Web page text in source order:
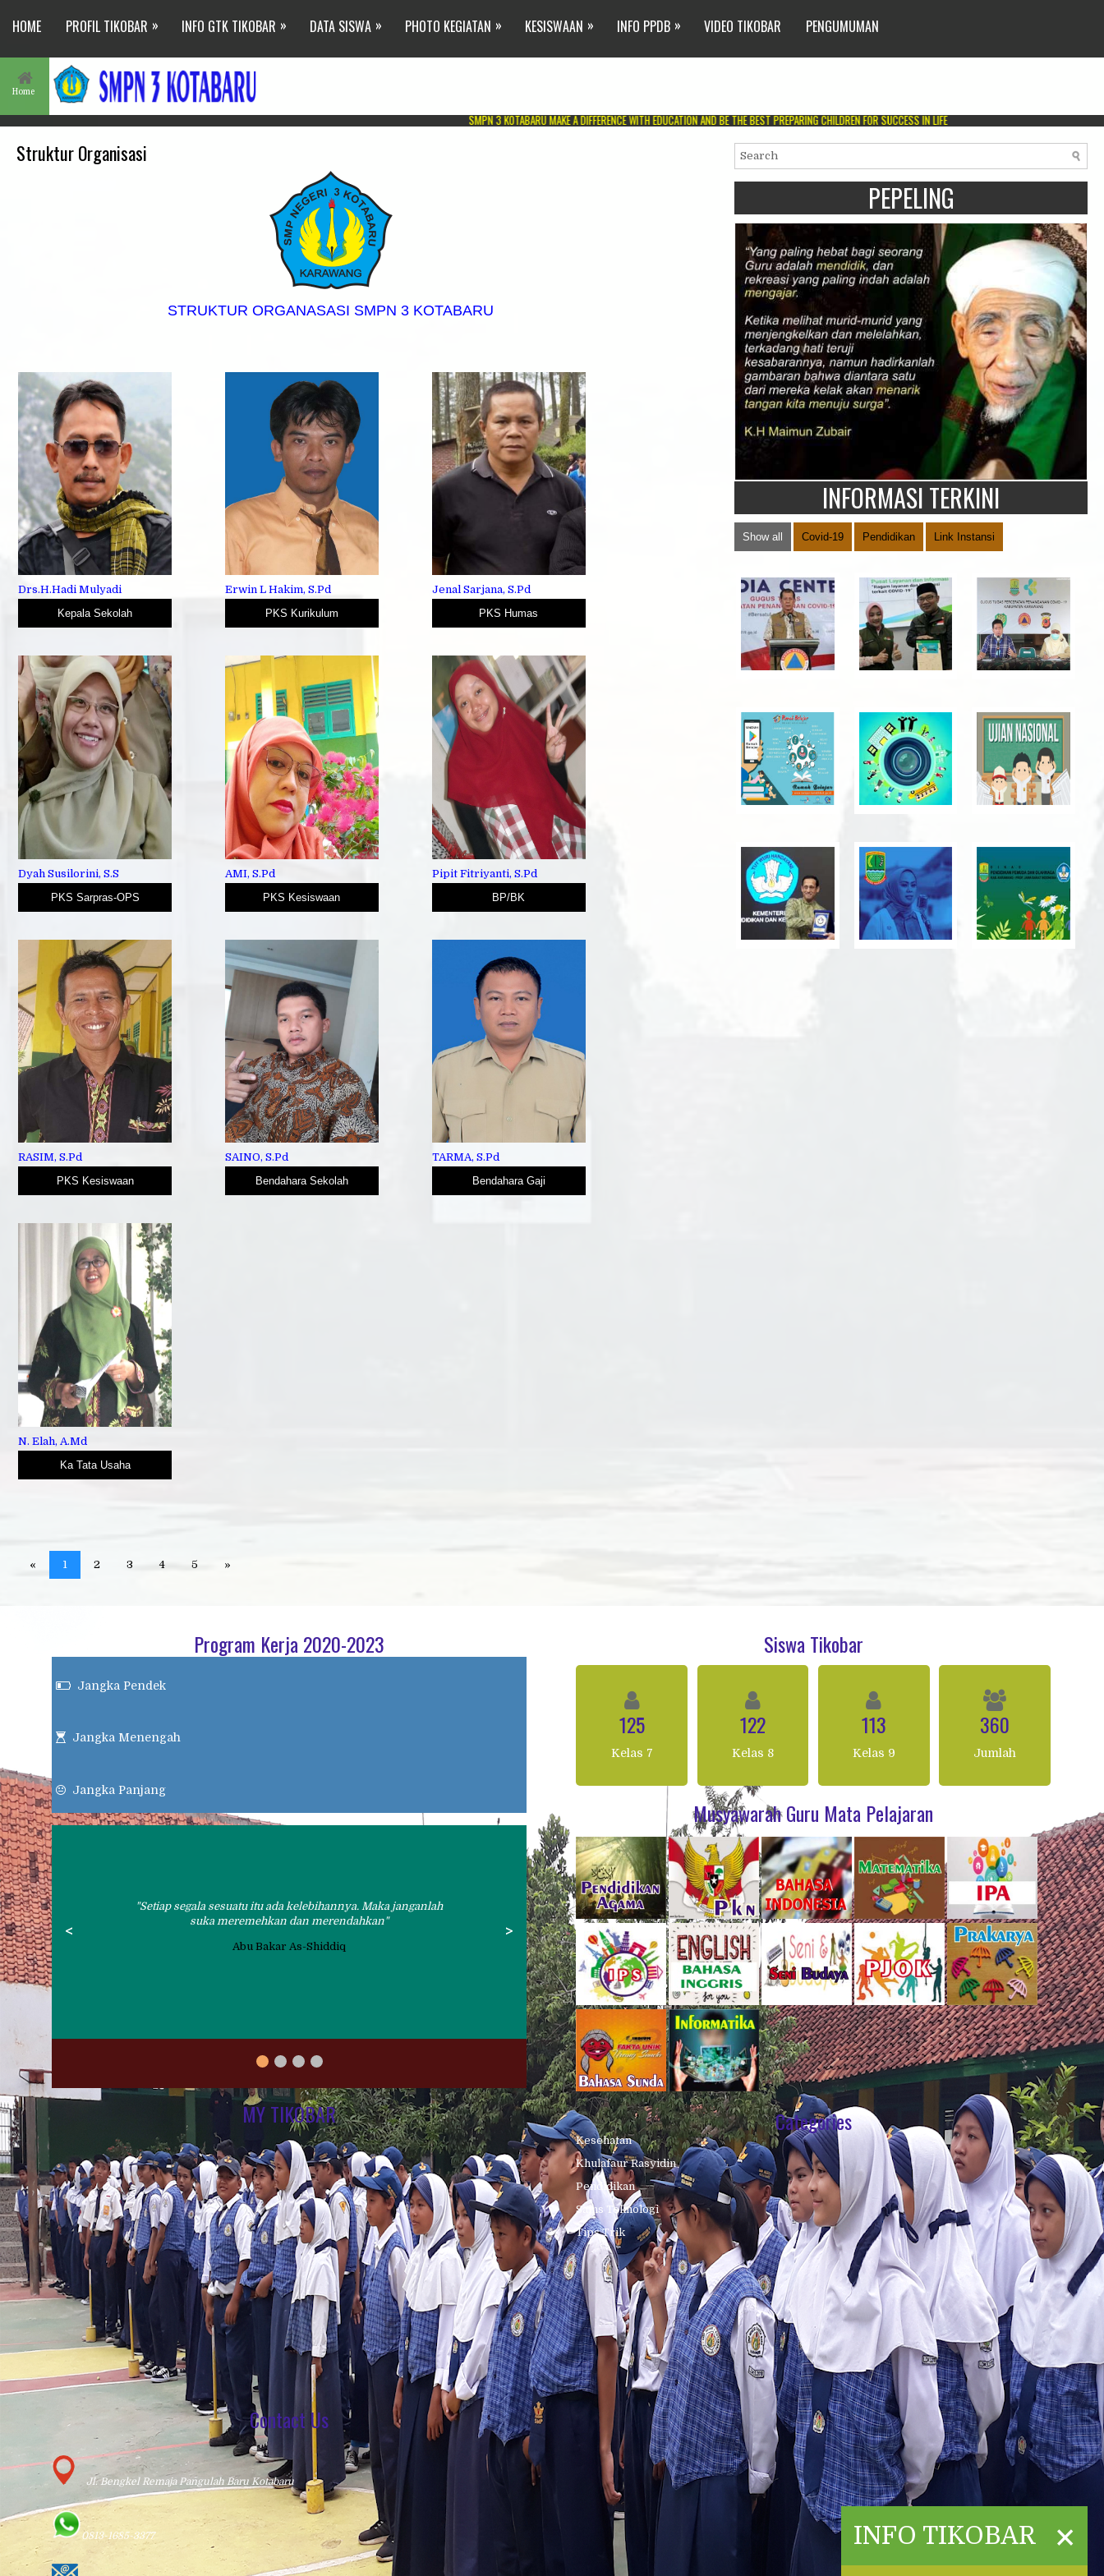
HOME PROFIL TIKOBAR » INFO GTK TIKOBAR » DATA SISWA » PHOTO KEGIATAN » KESISWAAN » INFO PPDB » VIDEO TIKOBAR PENGUMUMAN
Home
SMPN 3 KOTABARU MAKE A DIFFERENCE WITH EDUCATION AND BE THE BEST PREPARING CHILDREN FOR SUCCESS IN LIFE
Struktur Organisasi
STRUKTUR ORGANASASI SMPN 3 KOTABARU
Drs.H.Hadi Mulyadi
Kepala Sekolah
Erwin L Hakim, S.Pd
PKS Kurikulum
Jenal Sarjana, S.Pd
PKS Humas
Dyah Susilorini, S.S
PKS Sarpras-OPS
AMI, S.Pd
PKS Kesiswaan
Pipit Fitriyanti, S.Pd
BP/BK
RASIM, S.Pd
PKS Kesiswaan
SAINO, S.Pd
Bendahara Sekolah
TARMA, S.Pd
Bendahara Gaji
N. Elah, A.Md
Ka Tata Usaha
« 1 2 3 4 5 »
PEPELING
INFORMASI TERKINI
Show all Covid-19 Pendidikan Link Instansi
Siswa Tikobar
125
Kelas 7
122
Kelas 8
113
Kelas 9
360
Jumlah
Musyawarah Guru Mata Pelajaran
Categories
Kesehatan
Khulafaur Rasyidin
Pendidikan
Sains Teknologi
Tips Trik
Program Kerja 2020-2023
 Jangka Pendek
 Jangka Menengah
 Jangka Panjang
Setiap segala sesuatu itu ada kelebihannya. Maka janganlah
suka meremehkan dan merendahkan
Abu Bakar As-Shiddiq
< >
MY TIKOBAR
Contact Us
Jl. Bengkel Remaja Pangulah Baru Kotabaru
0813-1685-3377 INFO TIKOBAR ×